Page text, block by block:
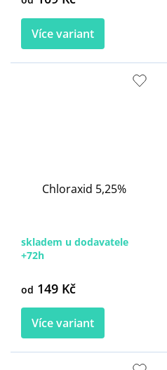
Více variant
Chloraxid 5,25%
skladem u dodavatele
+72h
od 149 Kč
Více variant